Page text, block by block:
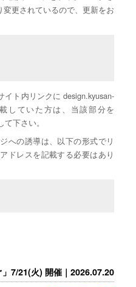
更されているので、更新をお
イト内リンクに design.kyusan-
していた方は、当該部分を
下さい。
への誘導は、以下の形式でリ
ドレスを記載する必要はあり
7/21(火) 開催｜2026.07.20